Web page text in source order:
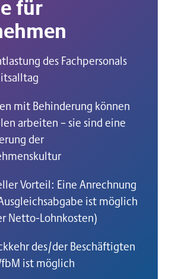
des Fachpersonals
mit Behinderung können
arbeiten – sie sind eine
der
Vorteil: Eine Anrechnung
ist möglich
Netto-Lohnkosten)
des/der Beschäftigten
ist möglich